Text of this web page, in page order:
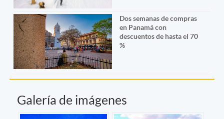
Dos semanas de compras
en Panamá con
descuentos de hasta el 70
%
Galería de imágenes